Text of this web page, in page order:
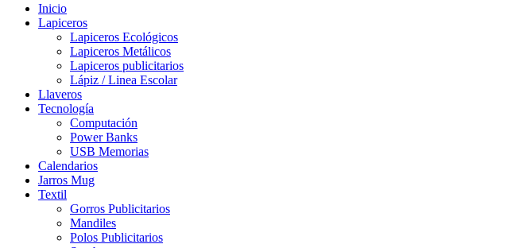
Inicio
Lapiceros
Lapiceros Ecológicos
Lapiceros Metálicos
Lapiceros publicitarios
Lápiz / Linea Escolar
Llaveros
Tecnología
Computación
Power Banks
USB Memorias
Calendarios
Jarros Mug
Textil
Gorros Publicitarios
Mandiles
Polos Publicitarios